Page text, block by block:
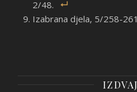
2/48.
Izabrana djela, 5/258-